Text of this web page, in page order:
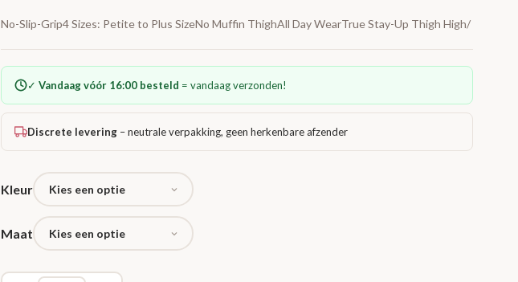
No-Slip-Grip4 Sizes: Petite to Plus SizeNo Muffin ThighAll Day WearTrue Stay-Up Thigh High/
✓ Vandaag vóór 16:00 besteld = vandaag verzonden!
Discrete levering – neutrale verpakking, geen herkenbare afzender
Kleur
Maat